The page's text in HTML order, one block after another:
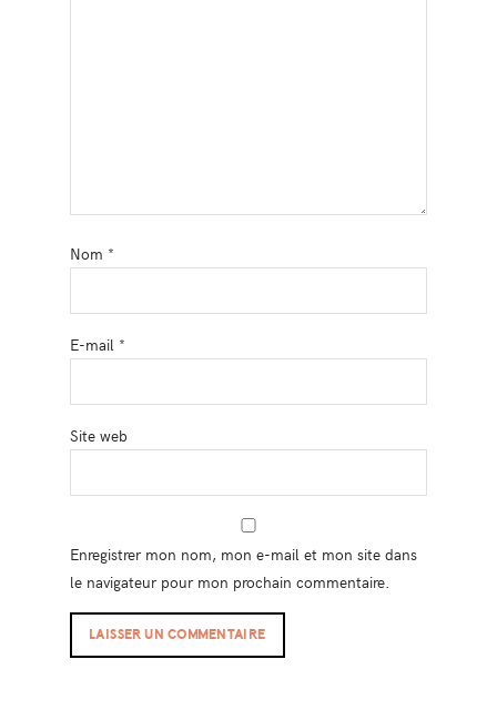
Nom *
E-mail *
Site web
Enregistrer mon nom, mon e-mail et mon site dans
le navigateur pour mon prochain commentaire.